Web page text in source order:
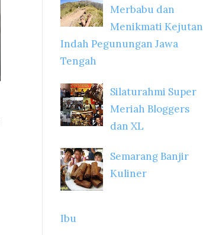
Merbabu dan
Menikmati Kejutan
Indah Pegunungan Jawa
Tengah
Silaturahmi Super
Meriah Bloggers
dan XL
Semarang Banjir
Kuliner
Ibu